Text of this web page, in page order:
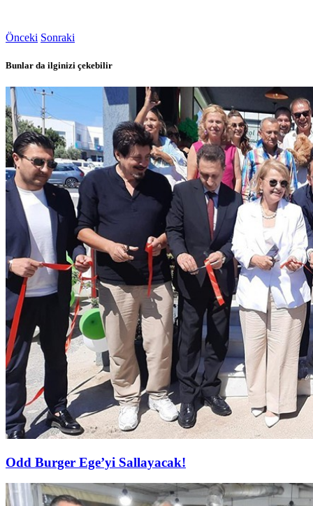
Önceki Sonraki
Bunlar da ilginizi çekebilir
Odd Burger Ege’yi Sallayacak!